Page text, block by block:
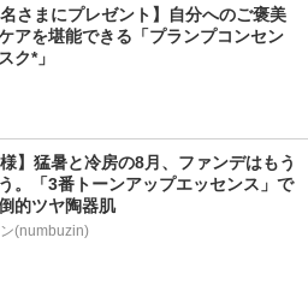
名さまにプレゼント】自分へのご褒美
アを堪能できる「プランプコンセン
ク*」
様】猛暑と冷房の8月、ファンデはもう
。「3番トーンアップエッセンス」で
的ツヤ陶器肌
(numbuzin)